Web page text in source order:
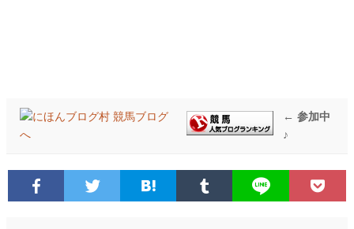
← 参加中
♪